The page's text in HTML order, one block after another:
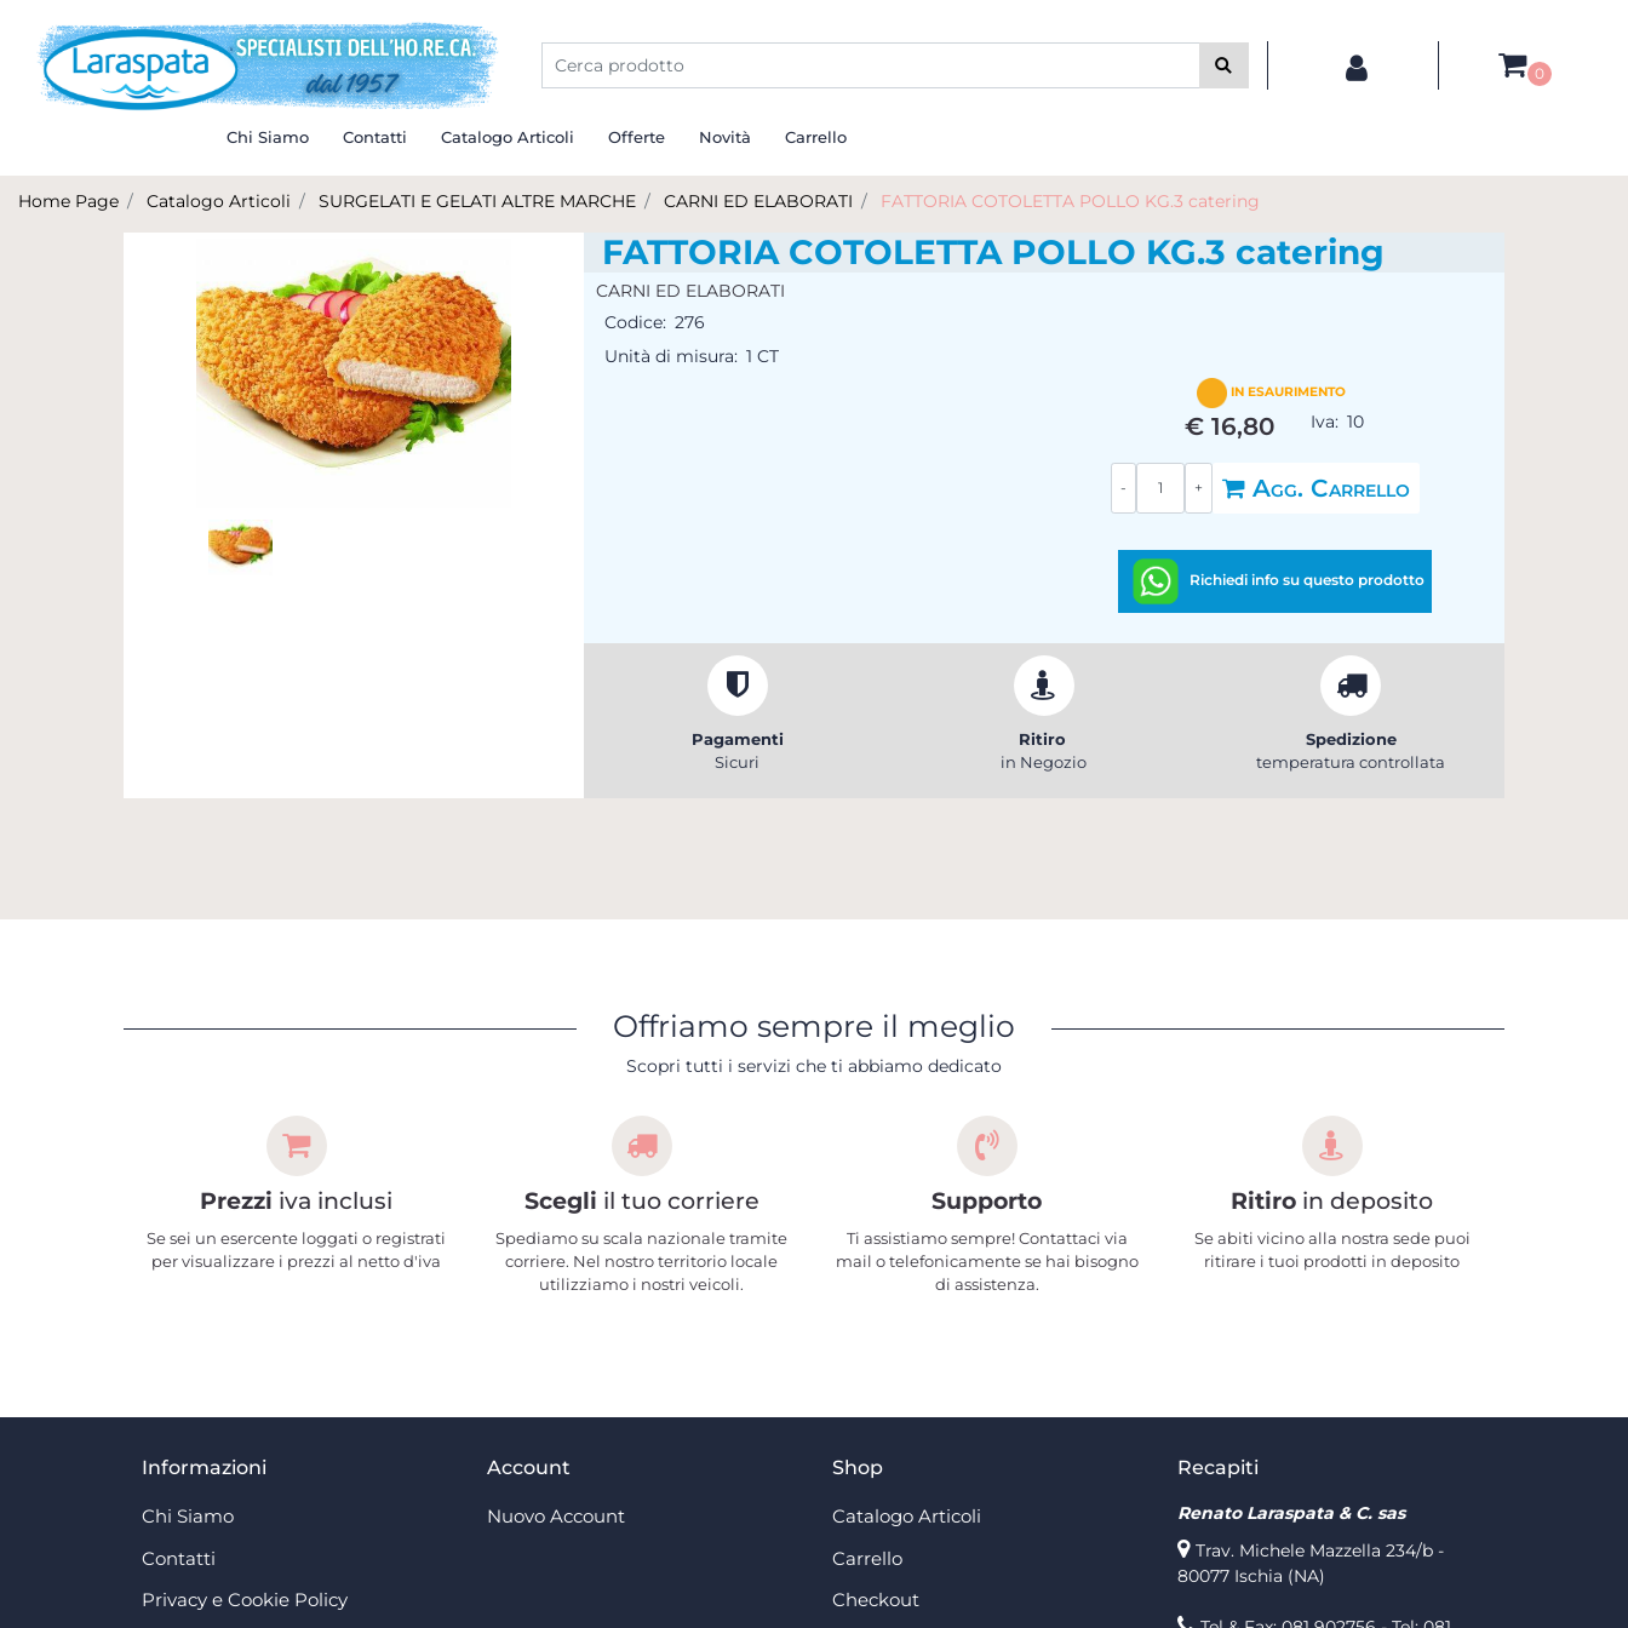
0
Chi Siamo Contatti Catalogo Articoli Offerte Novità Carrello
Home Page Catalogo Articoli SURGELATI E GELATI ALTRE MARCHE CARNI ED ELABORATI FATTORIA COTOLETTA POLLO KG.3 catering
FATTORIA COTOLETTA POLLO KG.3 catering
CARNI ED ELABORATI
Codice: 276
Unità di misura: 1 CT
IN ESAURIMENTO
€ 16,80 Iva: 10
Quantità
Agg. Carrello
Richiedi info su questo prodotto
Pagamenti
Sicuri
Ritiro
in Negozio
Spedizione
temperatura controllata
Offriamo sempre il meglio
Scopri tutti i servizi che ti abbiamo dedicato
Prezzi iva inclusi
Se sei un esercente loggati o registrati
per visualizzare i prezzi al netto d'iva
Scegli il tuo corriere
Spediamo su scala nazionale tramite
corriere. Nel nostro territorio locale
utilizziamo i nostri veicoli.
Supporto
Ti assistiamo sempre! Contattaci via
mail o telefonicamente se hai bisogno
di assistenza.
Ritiro in deposito
Se abiti vicino alla nostra sede puoi
ritirare i tuoi prodotti in deposito
Informazioni
Chi Siamo
Contatti
Privacy e Cookie Policy
Account
Nuovo Account
Shop
Catalogo Articoli
Carrello
Checkout
Recapiti
Renato Laraspata & C. sas
Trav. Michele Mazzella 234/b -
80077 Ischia (NA)